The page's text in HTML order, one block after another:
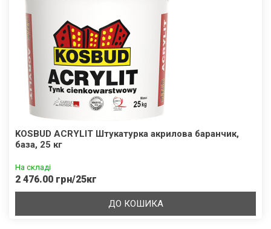
KOSBUD ACRYLIT Штукатурка акрилова баранчик,
база, 25 кг
На складі
2 476.00 грн/25кг
ДО КОШИКА